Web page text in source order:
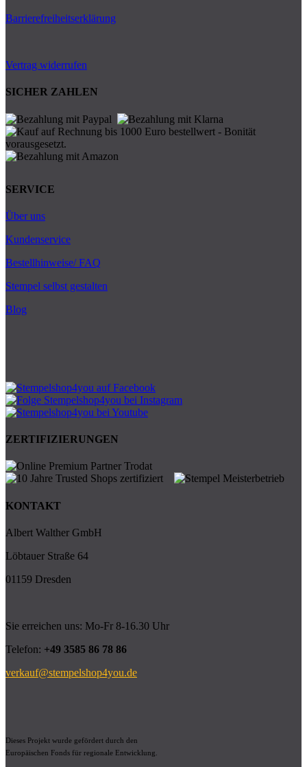
Barrierefreiheitserklärung
Vertrag widerrufen
SICHER ZAHLEN
SERVICE
Über uns
Kundenservice
Bestellhinweise/ FAQ
Stempel selbst gestalten
Blog
ZERTIFIZIERUNGEN
KONTAKT
Albert Walther GmbH
Löbtauer Straße 64
01159 Dresden
Sie erreichen uns: Mo-Fr 8-16.30 Uhr
Telefon: +49 3585 86 78 86
verkauf@stempelshop4you.de
Dieses Projekt wurde gefördert durch den
Europäischen Fonds für regionale Entwicklung.